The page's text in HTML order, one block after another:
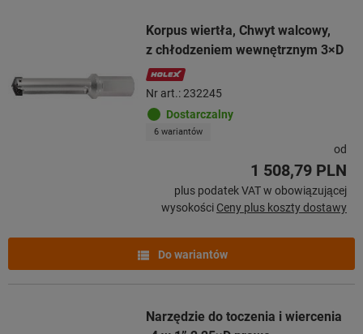
Korpus wiertła, Chwyt walcowy,
z chłodzeniem wewnętrznym 3×D
Nr art.: 232245
Dostarczalny
6 wariantów
od
1 508,79 PLN
plus podatek VAT w obowiązującej
wysokości Ceny plus koszty dostawy
Do wariantów
Narzędzie do toczenia i wiercenia